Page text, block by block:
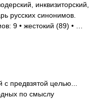
инквизиторский,
русских синонимов.
9 • жестокий (89) • …
предвзятой целью...
по смыслу